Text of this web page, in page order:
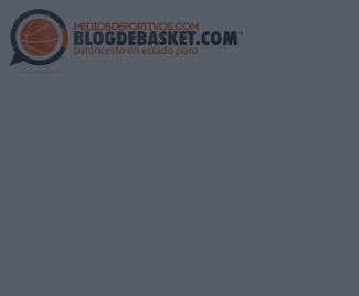
Skip
to
main